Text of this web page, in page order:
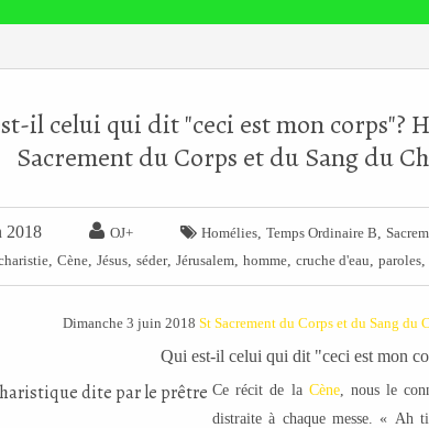
il celui qui dit "ceci est mon corps"?
Sacrement du Corps et du Sang du
2018  OJ+  Homélies, Temps Ordinaire B
, Cène, Jésus, séder, Jérusalem, homme, cruche d'eau paroles,
Dimanche 3 juin 2018 St Sacrement du Corps et du Sang du
Qui est-il celui qui dit "ceci est mon
Ce récit de la Cène, nous le
distraite à chaque messe. « Ah